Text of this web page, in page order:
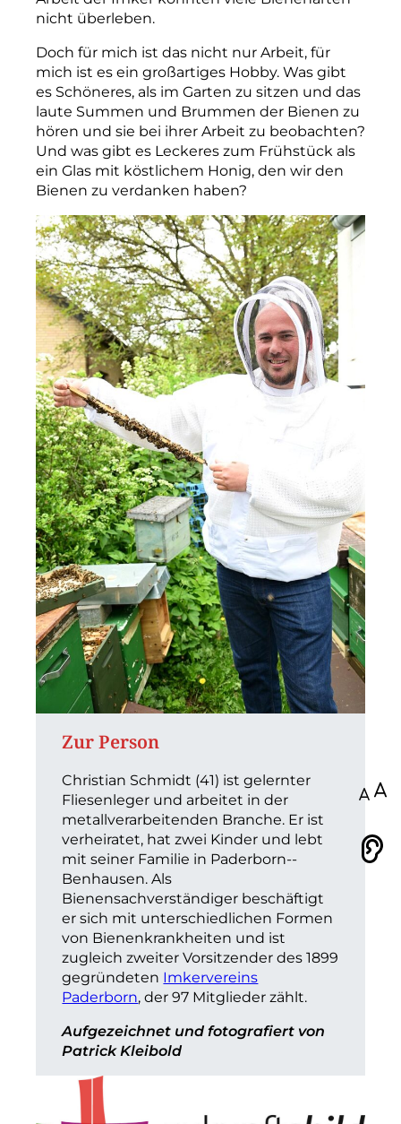
nicht überleben.
Doch für mich ist das nicht nur Arbeit, für
mich ist es ein großartiges Hobby. Was gibt
es Schöneres, als im Garten zu sitzen und das
laute Summen und Brummen der Bienen zu
hören und sie bei ihrer Arbeit zu beobachten?
Und was gibt es Leckeres zum Frühstück als
ein Glas mit köstlichem Honig, den wir den
Bienen zu verdanken haben?
Zur Person
Christian Schmidt (41) ist gelernter
Fliesenleger und arbeitet in der
metallverarbeitenden Branche. Er ist
verheiratet, hat zwei Kinder und lebt
mit seiner Familie in Paderborn-­
Benhausen. Als
Bienensachverständiger beschäftigt
er sich mit unterschiedlichen Formen
von Bienenkrankheiten und ist
zugleich zweiter Vorsitzender des 1899
gegründeten Imkervereins
Paderborn, der 97 Mitglieder zählt.
Aufgezeichnet und fotografiert von
Patrick Kleibold
100
Vorlesen